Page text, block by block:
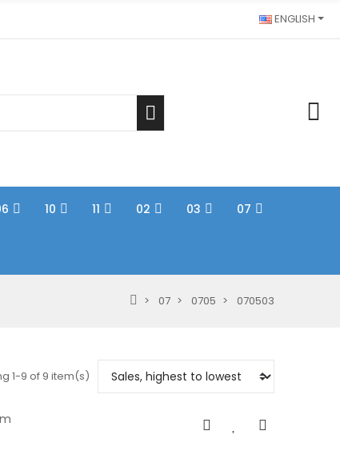
ENGLISH
10 11 02 03 07
07 0705 070503
1-9 of 9 item(s)